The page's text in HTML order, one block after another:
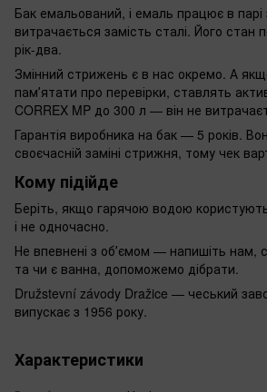
Бак емальований, і емаль працює в парі
витрачається замість сталі. Його стан
рік-два.
Змінний стрижень є в нас окремо. А
памʼятати про перевірки, ставлять
CORREX MP до 300 л — він не
Гарантія виробника на бак — 5 років.
своєчасній заміні стрижня, тому чек
Кому підійде
Беріть, якщо гарячою водою
і не одночасно.
Не впевнені з обʼємом — напишіть нам,
та чи є ванна, допоможемо дібрати.
Družstevní závody Dražice — чеський
випускає з 1956 року.
Характеристики